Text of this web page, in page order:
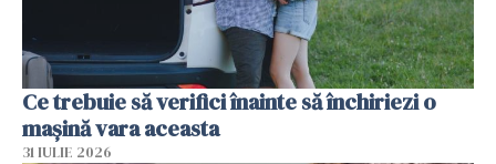
Ce trebuie să verifici înainte să închiriezi o
mașină vara aceasta
31 IULIE 2026